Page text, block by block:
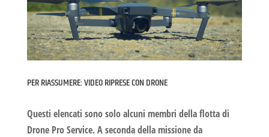
PER RIASSUMERE: VIDEO RIPRESE CON DRONE
Questi elencati sono solo alcuni membri della flotta di
Drone Pro Service. A seconda della missione da